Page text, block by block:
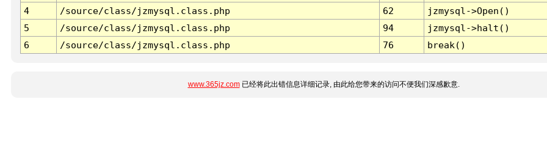
4
/source/class/jzmysql.class.php 62
jzmysql->Open()
5
/source/class/jzmysql.class.php 94
jzmysql->halt()
6
/source/class/jzmysql.class.php 76 break()
www.365jz.com已经将此出错信息详细记录, 由此给您带来的访问不便我们深感歉意.